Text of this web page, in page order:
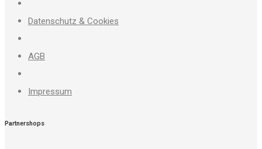
Datenschutz & Cookies
AGB
Impressum
Partnershops